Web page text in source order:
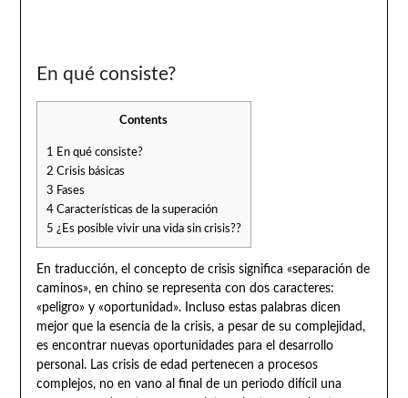
En qué consiste?
Contents
1
En qué consiste?
2 Crisis básicas
3 Fases
4Características de la superación
5 ¿Es posible vivir una vida sin crisis??
En traducción, el concepto de crisis significa «separación de
caminos», en chino se representa con dos caracteres:
«peligro» y «oportunidad». Incluso estas palabras dicen
mejor que la esencia de la crisis, a pesar de su complejidad,
es encontrar nuevas oportunidades para el desarrollo
personal. Las crisis de edad pertenecen a procesos
complejos, no en vano al final de un periodo difícil una